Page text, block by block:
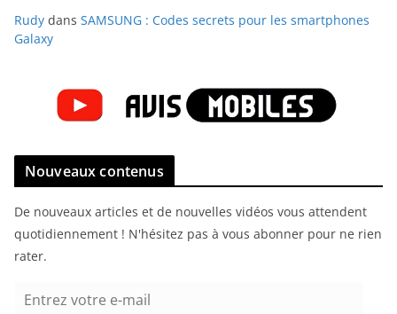
Rudy dans SAMSUNG : Codes secrets pour les smartphones
Galaxy
Nouveaux contenus
De nouveaux articles et de nouvelles vidéos vous attendent
quotidiennement ! N'hésitez pas à vous abonner pour ne rien
rater.